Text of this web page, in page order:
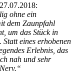
ohne ein
dem Zaunpfahl
um das Stück in
eines erhobenen
Erlebnis, das
nah und sehr